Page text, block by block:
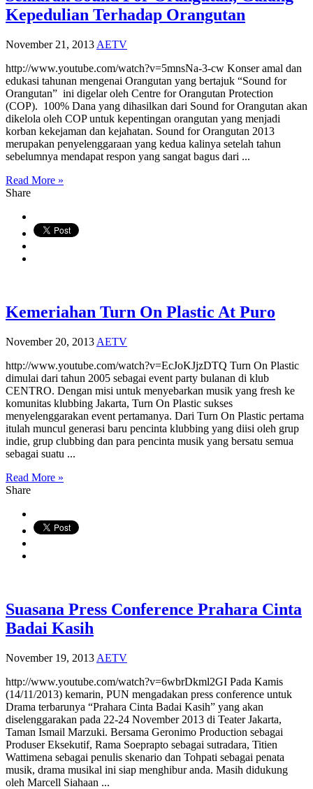
Kepedulian Terhadap Orangutan
November 21, 2013 AETV
http://www.youtube.com/watch?v=5mnsNa-3-cw Konser amal dan
edukasi tahunan mengenai Orangutan yang bertajuk “Sound for
Orangutan” ini digelar oleh Centre for Orangutan Protection
(COP). 100% Dana yang dihasilkan dari Sound for Orangutan akan
dikelola oleh COP untuk kepentingan orangutan yang menjadi
korban kekejaman dan kejahatan. Sound for Orangutan 2013
merupakan penyelenggaraan yang kedua kalinya setelah tahun
sebelumnya mendapat respon yang sangat bagus dari ...
Read More »
Share
Kemeriahan Turn On Plastic At Puro
November 20, 2013 AETV
http://www.youtube.com/watch?v=EcJoKJjzDTQ Turn On Plastic
dimulai dari tahun 2005 sebagai event party bulanan di klub
CENTRO. Dengan misi untuk menyebarkan musik yang fresh ke
komunitas klubbing Jakarta, Turn On Plastic sukses
menyelenggarakan event pertamanya. Dari Turn On Plastic pertama
itulah muncul generasi baru pencinta klubbing yang diisi oleh grup
indie, grup clubbing dan para pencinta musik yang bersatu semua
sebagai suatu ...
Read More »
Share
Suasana Press Conference Prahara Cinta
Badai Kasih
November 19, 2013 AETV
http://www.youtube.com/watch?v=6wbrDkml2GI Pada Kamis
(14/11/2013) kemarin, PUN mengadakan press conference untuk
Drama terbarunya “Prahara Cinta Badai Kasih” yang akan
diselenggarakan pada 22-24 November 2013 di Teater Jakarta,
Taman Ismail Marzuki. Bersama Geronimo Production sebagai
Produser Eksekutif, Rama Soeprapto sebagai sutradara, Titien
Wattimena sebagai penulis skenario dan Tohpati sebagai penata
musik, drama musikal ini siap menghibur anda. Masih didukung
oleh Marcell Siahaan ...